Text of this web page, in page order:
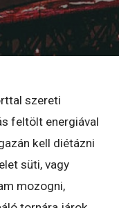
szereti
feltölt energiával
kell diétázni
süti, vagy
mozogni,